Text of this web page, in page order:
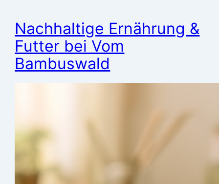
Nachhaltige Ernährung &
Futter bei Vom
Bambuswald